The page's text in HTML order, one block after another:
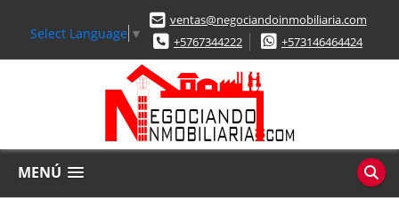
Select Language ▼
ventas@negociandoinmobiliaria.com
+5767344222
+573146464424
MENÚ